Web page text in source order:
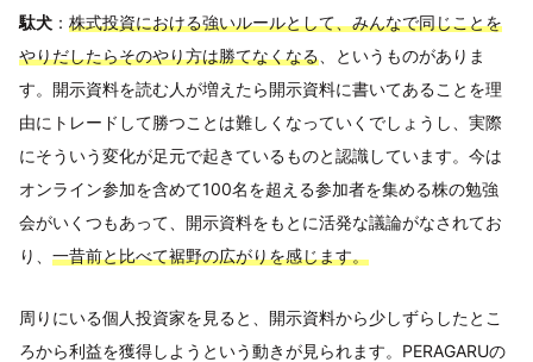
駄犬 ： 株式投資における強いルールとして、みんなで同じことを
やりだしたらそのやり方は勝てなくなる 、というものがありま
す。開示資料を読む人が増えたら開示資料に書いてあることを理
由にトレードして勝つことは難しくなっていくでしょうし、実際
にそういう変化が足元で起きているものと認識しています。今は
オンライン参加を含めて100名を超える参加者を集める株の勉強
会がいくつもあって、開示資料をもとに活発な議論がなされてお
り、 一昔前と比べて裾野の広がりを感じます。
周りにいる個人投資家を見ると、開示資料から少しずらしたとこ
ろから利益を獲得しようという動きが見られます。PERAGARUの